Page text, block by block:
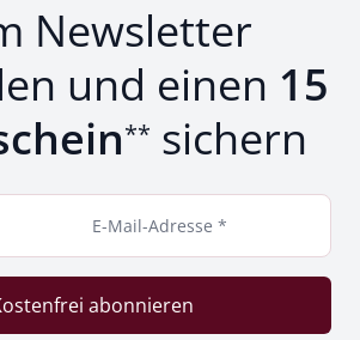
Newsletter
und einen 15
** sichern
E-Mail-Adresse *
abonnieren